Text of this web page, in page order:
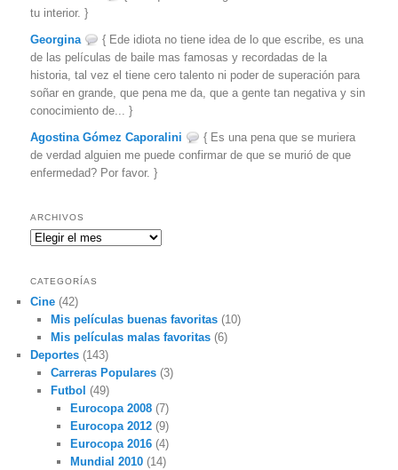
tu interior. }
Georgina
{ Ede idiota no tiene idea de lo que escribe, es una
de las películas de baile mas famosas y recordadas de la
historia, tal vez el tiene cero talento ni poder de superación para
soñar en grande, que pena me da, que a gente tan negativa y sin
conocimiento de... }
Agostina Gómez Caporalini
{ Es una pena que se muriera
de verdad alguien me puede confirmar de que se murió de que
enfermedad? Por favor. }
ARCHIVOS
Archivos
CATEGORÍAS
Cine (42)
Mis películas buenas favoritas(10)
Mis películas malas favoritas(6)
Deportes (143)
Carreras Populares(3)
Futbol (49)
Eurocopa 2008 (7)
Eurocopa 2012 (9)
Eurocopa 2016 (4)
Mundial 2010 (14)